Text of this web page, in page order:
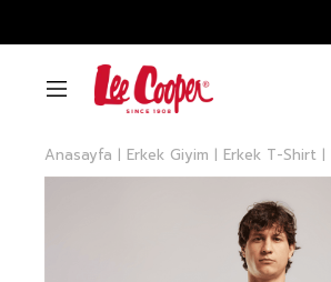
Anasayfa Erkek Giyim Erkek T-Shirt